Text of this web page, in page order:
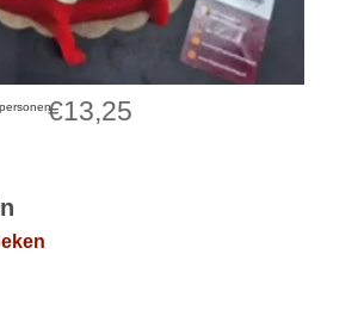
€13,25